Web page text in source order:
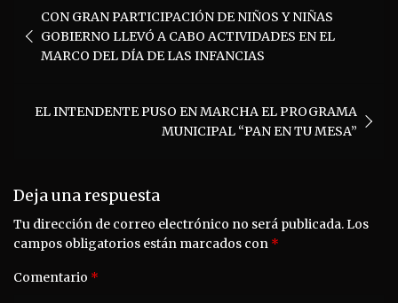
de
entradas
CON GRAN PARTICIPACIÓN DE NIÑOS Y NIÑAS
GOBIERNO LLEVÓ A CABO ACTIVIDADES EN EL
MARCO DEL DÍA DE LAS INFANCIAS
EL INTENDENTE PUSO EN MARCHA EL PROGRAMA
MUNICIPAL “PAN EN TU MESA”
Deja una respuesta
Tu dirección de correo electrónico no será publicada.Los
campos obligatorios están marcados con *
Comentario *